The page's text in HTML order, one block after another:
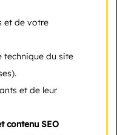
et de votre
technique du site
et de leur
contenu SEO